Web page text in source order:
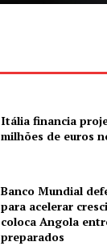
Itália financia
milhões de euros
Banco Mundial
para acelerar
coloca Angola
preparados